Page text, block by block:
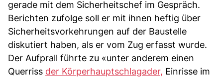
gerade mit dem Sicherheitschef im Gespräch.
Berichten zufolge soll er mit ihnen heftig über
Sicherheitsvorkehrungen auf der Baustelle
diskutiert haben, als er vom Zug erfasst wurde.
Der Aufprall führte zu «unter anderem einen
Querriss der Körperhauptschlagader, Einrisse im